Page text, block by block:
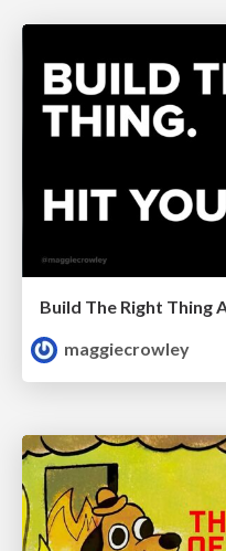
Build The Right Thing
maggiecrowley